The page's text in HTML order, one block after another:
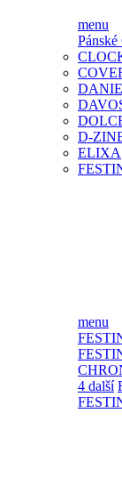
menu
D-
ELIXA
menu
4 další